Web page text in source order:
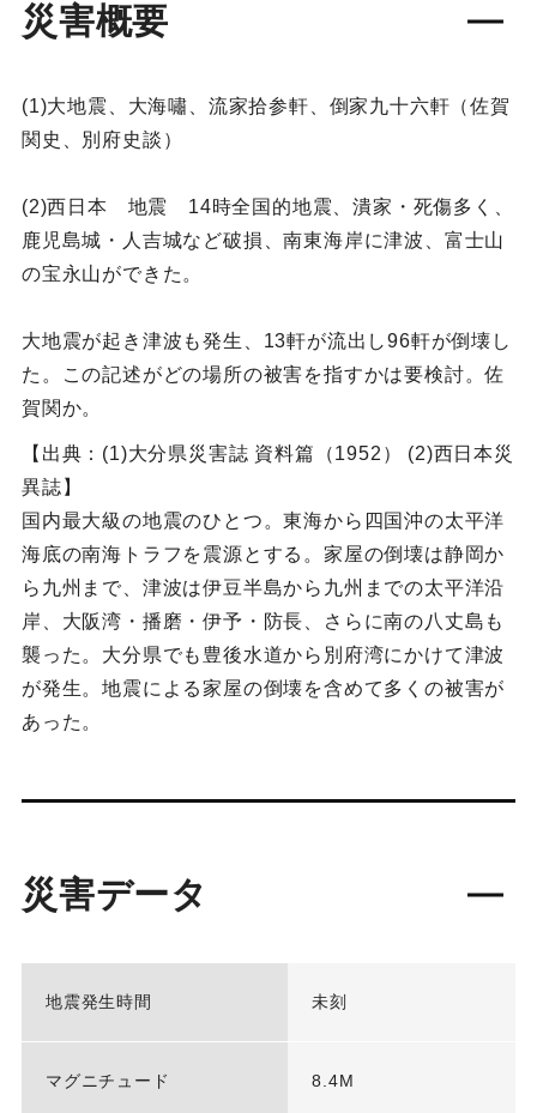
災害概要
(1)大地震、大海嘯、流家拾参軒、倒家九十六軒（佐賀
関史、別府史談）
(2)西日本 地震 14時全国的地震、潰家・死傷多く、
鹿児島城・人吉城など破損、南東海岸に津波、富士山
の宝永山ができた。
大地震が起き津波も発生、13軒が流出し96軒が倒壊し
た。この記述がどの場所の被害を指すかは要検討。佐
賀関か。
【出典：(1)大分県災害誌 資料篇（1952） (2)西日本災
異誌】
国内最大級の地震のひとつ。東海から四国沖の太平洋
海底の南海トラフを震源とする。家屋の倒壊は静岡か
ら九州まで、津波は伊豆半島から九州までの太平洋沿
岸、大阪湾・播磨・伊予・防長、さらに南の八丈島も
襲った。大分県でも豊後水道から別府湾にかけて津波
が発生。地震による家屋の倒壊を含めて多くの被害が
あった。
災害データ
地震発生時間 未刻
マグニチュード 8.4M